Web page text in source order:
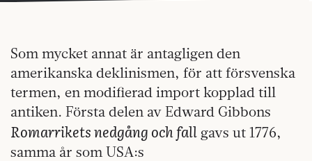
Som mycket annat är antagligen den
amerikanska deklinismen, för att försvenska
termen, en modifierad import kopplad till
antiken. Första delen av Edward Gibbons
Romarrikets nedgång och fall gavs ut 1776,
samma år som USA:s